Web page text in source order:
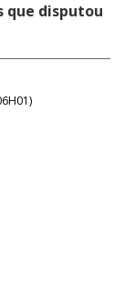
que disputou
)